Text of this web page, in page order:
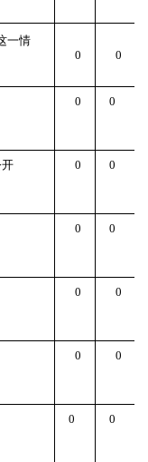
一情
0 0
0 0
0 0
0 0
0 0
0 0
0 0